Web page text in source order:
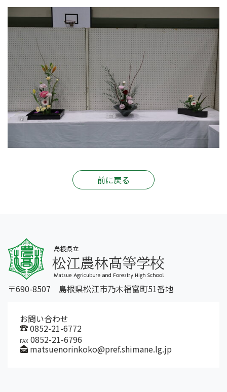
前に戻る
〒690-8507 島根県松江市乃木福富町51番地
お問い合わせ
0852-21-6772
FAX 0852-21-6796
matsuenorinkoko@pref.shimane.lg.jp